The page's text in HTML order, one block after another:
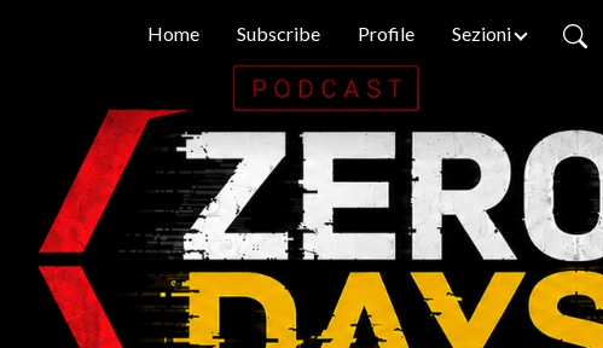
Home Subscribe Profile Sezioni